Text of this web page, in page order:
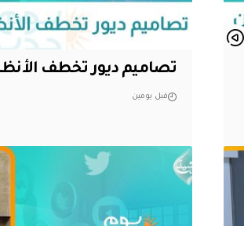
تصاميم ديور تخطف
قبل يومين